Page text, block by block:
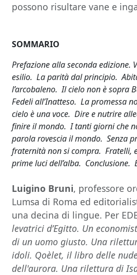
possono risultare vane e
SOMMARIO
Prefazione alla seconda
esilio. La parità dal principio.
l’arcobaleno. Il cielo non è sopra
Fedeli all’Inatteso. La promessa
cielo è una voce. Dire e nutrire
finire il mondo. I tanti giorni che
parola rovescia il mondo. Senza
fraternità non si compra. Fratelli,
prime luci dell’alba. Conclusione.
Luigino Bruni, professore
Lumsa di Roma ed
una decina di lingue. Per
levatrici d’Egitto. Un
di un uomo giusto. Una
idoli. Qoèlet, il libro delle
dell'aurora. Una rilettura di